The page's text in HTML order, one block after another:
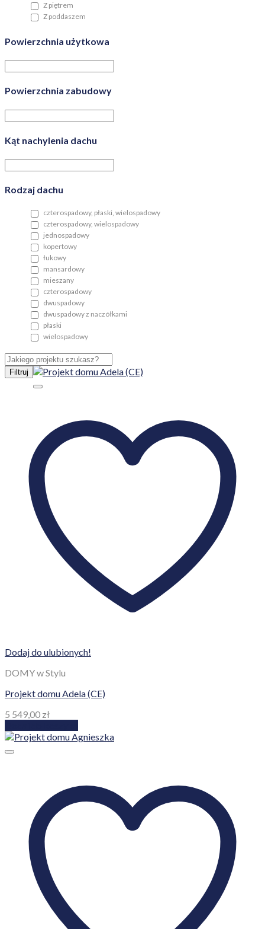
Z piętrem
Z poddaszem
Powierzchnia użytkowa
Powierzchnia zabudowy
Kąt nachylenia dachu
Rodzaj dachu
czterospadowy, płaski, wielospadowy
czterospadowy, wielospadowy
jednospadowy
kopertowy
łukowy
mansardowy
mieszany
czterospadowy
dwuspadowy
dwuspadowy z naczółkami
płaski
wielospadowy
Filtruj
Dodaj do ulubionych!
DOMY w Stylu
Projekt domu Adela (CE)
5 549,00 zł